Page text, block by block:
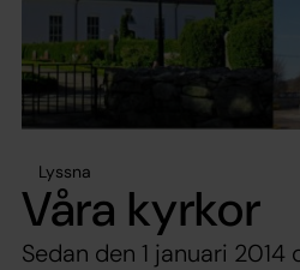
Lyssna
Våra kyrkor
Sedan den 1 januari 2014